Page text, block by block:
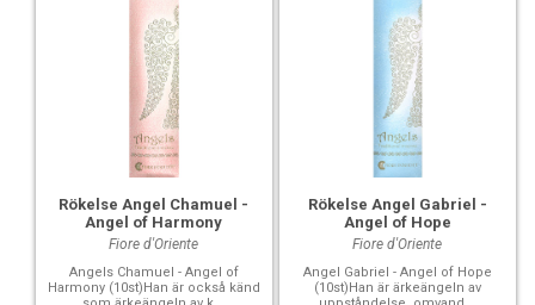
Rökelse Angel Chamuel -
Angel of Harmony
Fiore d'Oriente
Angels Chamuel - Angel of
Harmony (10st)Han är också känd
Rökelse Angel Gabriel -
Angel of Hope
Fiore d'Oriente
Angel Gabriel - Angel of Hope
(10st)Han är ärkeängeln av